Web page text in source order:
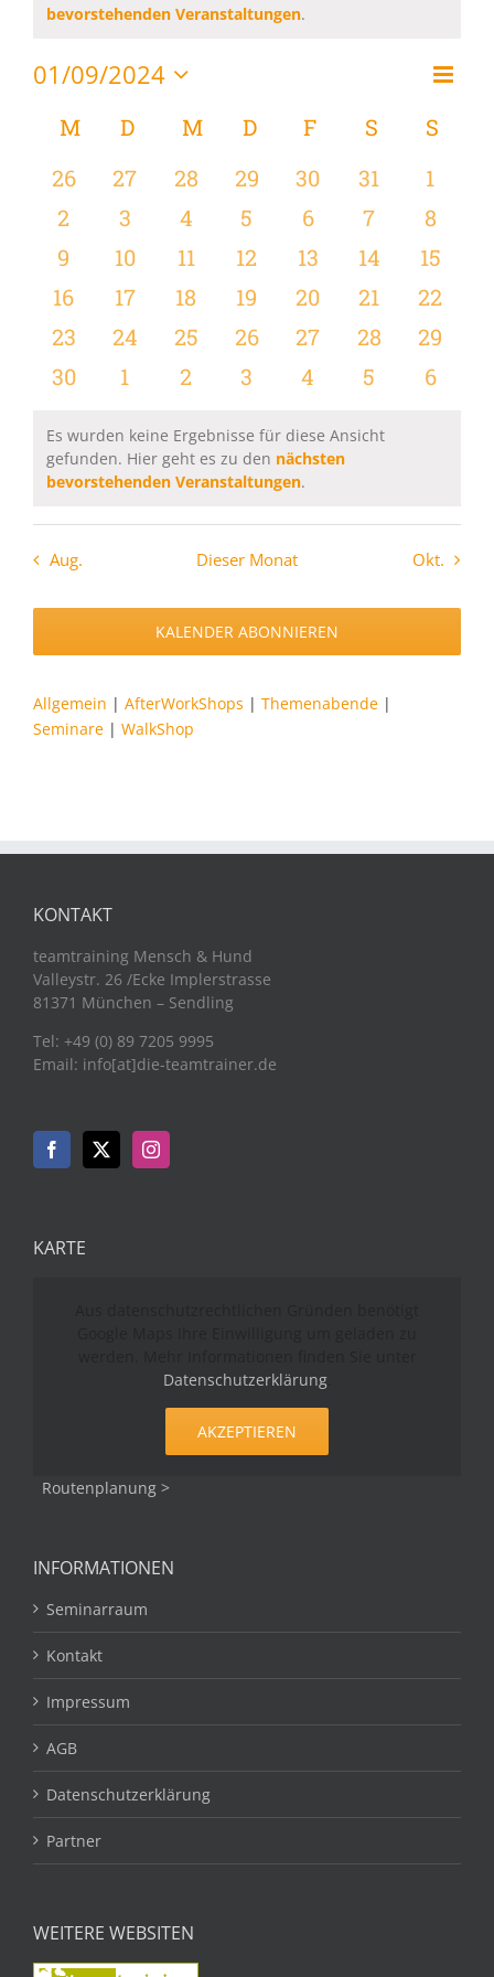
bevorstehenden Veranstaltungen.
Monat
01/09/2024
wählen.
Kalender
von
Veranstaltungen
MMONTAG
D DIENSTAG
MMITTWOCH
D DONNERSTAG
F FREITAG
S SAMSTAG
S
0
Veranstaltungen
26
0
Veranstaltungen
27
0
Veranstaltungen
28
0
Veranstaltungen
29
0
Veranstaltungen
30
0
31
0
1
0
Veranstaltungen
2
0
Veranstaltungen
3
0
Veranstaltungen
4
0
Veranstaltungen
5
0
Veranstaltungen
6
0
7
0
8
0
Veranstaltungen
9
0
Veranstaltungen
10
0
Veranstaltungen
11
0
Veranstaltungen
12
0
Veranstaltungen
13
0
14
0
15
0
Veranstaltungen
16
0
Veranstaltungen
17
0
Veranstaltungen
18
0
Veranstaltungen
19
0
Veranstaltungen
20
0
21
0
22
0
Veranstaltungen
23
0
Veranstaltungen
24
0
Veranstaltungen
25
0
Veranstaltungen
26
0
Veranstaltungen
27
0
28
0
29
0
30
0
1
0
2
0
3
0
4
0
5
0
6
Hinweis
Es wurden keine Ergebnisse für diese Ansicht
gefunden. Hier geht es zu den nächsten
bevorstehenden Veranstaltungen.
Aug. Dieser Monat Okt.
KALENDER ABONNIEREN
Allgemein | AfterWorkShops | Themenabende |
Seminare | WalkShop
KONTAKT
teamtraining Mensch & Hund
Valleystr. 26 /Ecke Implerstrasse
81371 München – Sendling
Tel: +49 (0) 89 7205 9995
Email: info[at]die-teamtrainer.de
KARTE
Datenschutzerklärung.
AKZEPTIEREN
Routenplanung >
INFORMATIONEN
Seminarraum
Kontakt
Impressum
AGB
Datenschutzerklärung
Partner
WEITERE WEBSITEN